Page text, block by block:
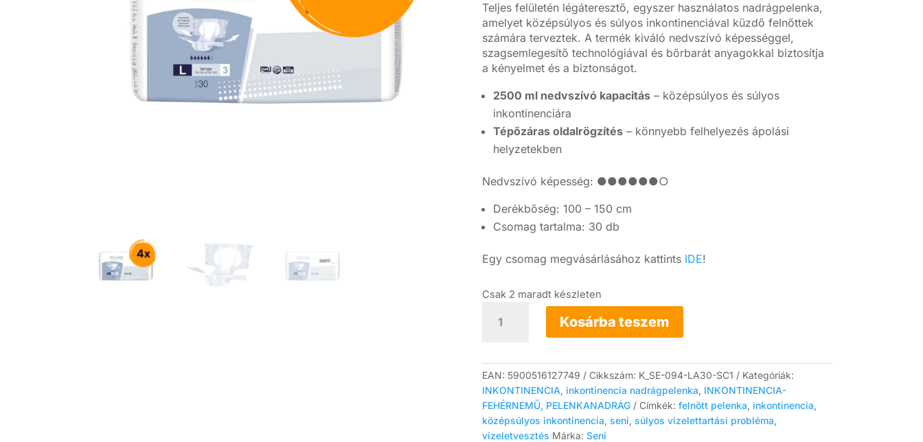
Teljes felületén légáteresztő, egyszer használatos nadrágpelenka,
amelyet középsúlyos és súlyos inkontinenciával küzdő felnőttek
számára terveztek. A termék kiváló nedvszívó képességgel,
szagsemlegesítő technológiával és bőrbarát anyagokkal biztosítja
a kényelmet és a biztonságot.
2500 ml nedvszívó kapacitás– középsúlyos és súlyos
inkontinenciára
Tépőzáras oldalrögzítés– könnyebb felhelyezés ápolási
helyzetekben
Nedvszívó képesség: ●●●●●●○
Derékbőség: 100 – 150 cm
Csomag tartalma: 30 db
Egy csomag megvásárlásához kattints IDE!
Csak 2 maradt készleten
Seni
L
méret
(30
db/csomag)
mennyiség
Kosárba teszem
EAN: 5900516127749 Cikkszám: K_SE-094-LA30-SC1
Kategóriák:
INKONTINENCIA, inkontinencia nadrágpelenka, INKONTINENCIA-
FEHÉRNEMŰ, PELENKANADRÁG
Címkék: felnőtt pelenka, inkontinencia,
középsúlyos inkontinencia, seni, súlyos vizelettartási probléma,
vizeletvesztés Márka: Seni